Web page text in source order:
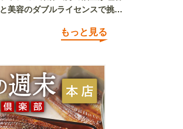
と美容のダブルライセンスで挑む
もっと見る